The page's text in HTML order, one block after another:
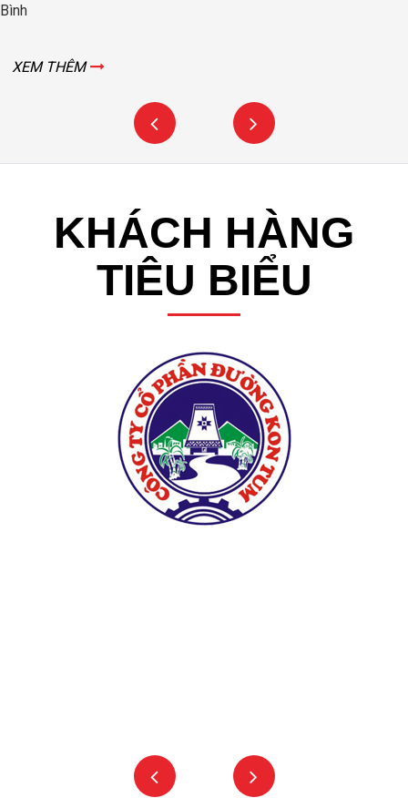
Bình
XEM THÊM
KHÁCH HÀNG
TIÊU BIỂU